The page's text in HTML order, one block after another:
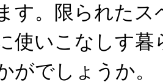
す。限られた
使いこなしす暮
がでしょうか。